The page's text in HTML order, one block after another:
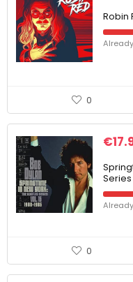
Robin
0
€
Series
0